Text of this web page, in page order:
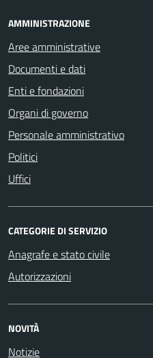
AMMINISTRAZIONE
Aree amministrative
Documenti e dati
Enti e fondazioni
Organi di governo
Personale amministrativo
Politici
Uffici
CATEGORIE DI SERVIZIO
Anagrafe e stato civile
Autorizzazioni
NOVITÀ
Notizie